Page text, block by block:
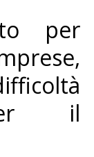
per
il